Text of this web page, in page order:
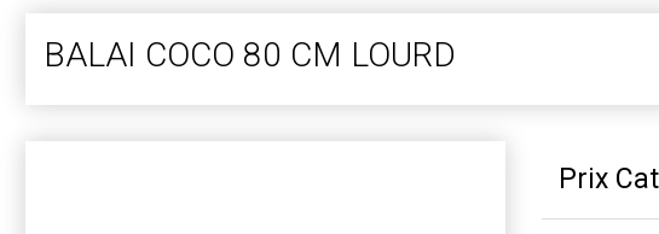
BALAI COCO 80 CM LOURD
Prix